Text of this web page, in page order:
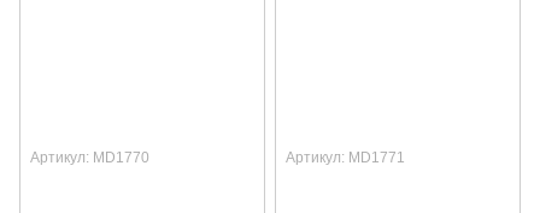
Артикул: MD1770 Артикул: MD1771